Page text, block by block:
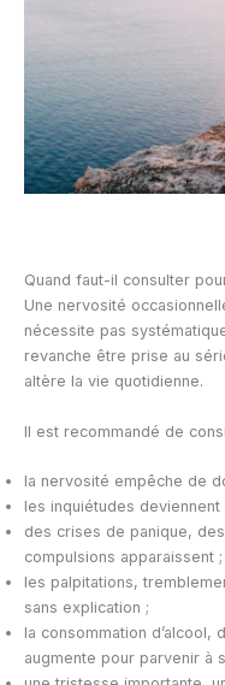
Quand faut-il consulter
Une nervosité
nécessite pas
revanche être prise au
altère la vie quotidienne.
Il est recommandé de
la nervosité empêche de
les inquiétudes
des crises de panique,
compulsions apparaissent ;
les palpitations,
sans explication ;
la consommation d’alcool,
augmente pour parvenir à